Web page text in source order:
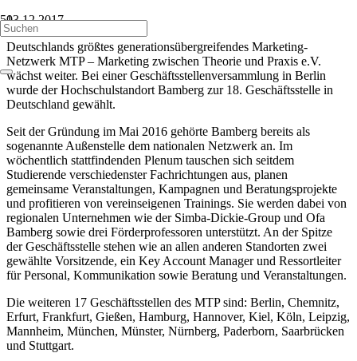
13.12.2017
Deutschlands größtes generationsübergreifendes Marketing-
Netzwerk MTP – Marketing zwischen Theorie und Praxis e.V.
wächst weiter. Bei einer Geschäftsstellenversammlung in Berlin
wurde der Hochschulstandort Bamberg zur 18. Geschäftsstelle in
Deutschland gewählt.
Seit der Gründung im Mai 2016 gehörte Bamberg bereits als
sogenannte Außenstelle dem nationalen Netzwerk an. Im
wöchentlich stattfindenden Plenum tauschen sich seitdem
Studierende verschiedenster Fachrichtungen aus, planen
gemeinsame Veranstaltungen, Kampagnen und Beratungsprojekte
und profitieren von vereinseigenen Trainings. Sie werden dabei von
regionalen Unternehmen wie der Simba-Dickie-Group und Ofa
Bamberg sowie drei Förderprofessoren unterstützt. An der Spitze
der Geschäftsstelle stehen wie an allen anderen Standorten zwei
gewählte Vorsitzende, ein Key Account Manager und Ressortleiter
für Personal, Kommunikation sowie Beratung und Veranstaltungen.
Die weiteren 17 Geschäftsstellen des MTP sind: Berlin, Chemnitz,
Erfurt, Frankfurt, Gießen, Hamburg, Hannover, Kiel, Köln, Leipzig,
Mannheim, München, Münster, Nürnberg, Paderborn, Saarbrücken
und Stuttgart.